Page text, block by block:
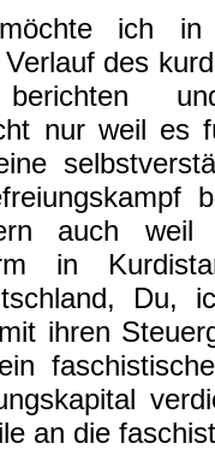
ich in
des
nur weil es
auch
in
Du,
ihren
an die